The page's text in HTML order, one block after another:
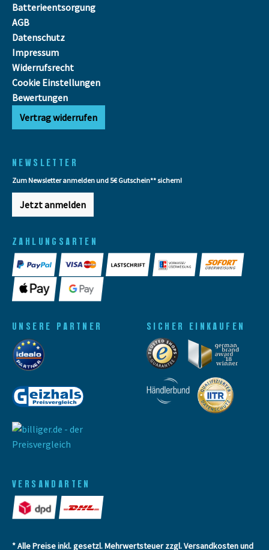
Batterieentsorgung
AGB
Datenschutz
Impressum
Widerrufsrecht
Cookie Einstellungen
Bewertungen
Vertrag widerrufen
NEWSLETTER
Zum Newsletter anmelden und 5€ Gutschein** sichern!
Jetzt anmelden
ZAHLUNGSARTEN
VERSANDARTEN
UNSERE PARTNER SICHER EINKAUFEN
* Alle Preise inkl. gesetzl. Mehrwertsteuer zzgl.Versandkostenund